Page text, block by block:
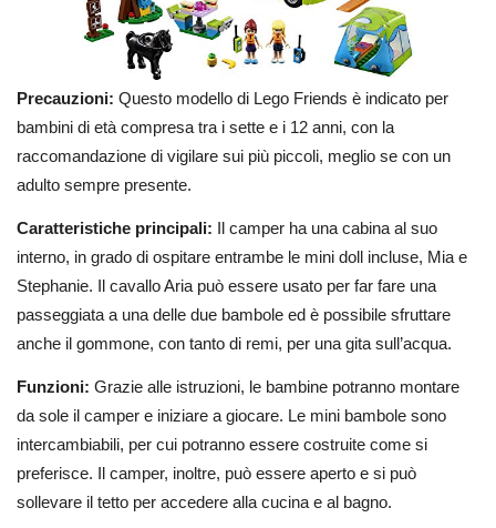
Precauzioni: Questo modello di Lego Friends è indicato per
bambini di età compresa tra i sette e i 12 anni, con la
raccomandazione di vigilare sui più piccoli, meglio se con un
adulto sempre presente.
Caratteristiche principali: Il camper ha una cabina al suo
interno, in grado di ospitare entrambe le mini doll incluse, Mia e
Stephanie. Il cavallo Aria può essere usato per far fare una
passeggiata a una delle due bambole ed è possibile sfruttare
anche il gommone, con tanto di remi, per una gita sull’acqua.
Funzioni: Grazie alle istruzioni, le bambine potranno montare
da sole il camper e iniziare a giocare. Le mini bambole sono
intercambiabili, per cui potranno essere costruite come si
preferisce. Il camper, inoltre, può essere aperto e si può
sollevare il tetto per accedere alla cucina e al bagno.